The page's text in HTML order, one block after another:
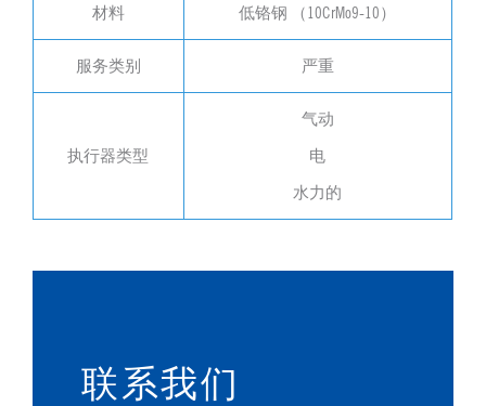
材料 低铬钢 （10CrMo9-10）
服务类别 严重
执行器类型
气动
电
水力的
联系我们